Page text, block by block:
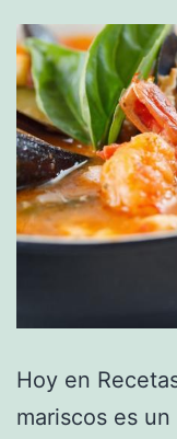
Hoy en
mariscos es